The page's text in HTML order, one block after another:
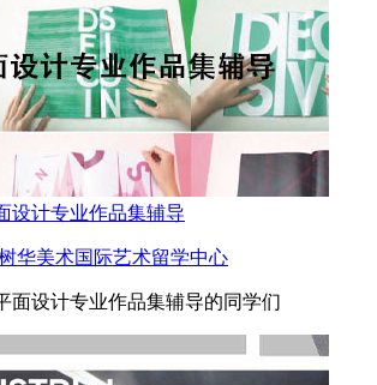
设计专业作品集辅导
华美术国际艺术留学中心
面设计专业作品集辅导的同学们